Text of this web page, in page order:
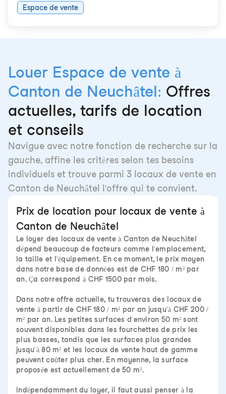
Espace de vente
Louer Espace de vente à
Canton de Neuchâtel: Offres
actuelles, tarifs de location
et conseils
Navigue avec notre fonction de recherche sur la
gauche, affine les critères selon tes besoins
individuels et trouve parmi 3 locaux de vente en
Canton de Neuchâtel l'offre qui te convient.
Prix de location pour locaux de vente à
Canton de Neuchâtel
Le loyer des locaux de vente à Canton de Neuchâtel
dépend beaucoup de facteurs comme l'emplacement,
la taille et l'équipement. En ce moment, le prix moyen
dans notre base de données est de CHF 180 / m² par
an. Ça correspond à CHF 1500 par mois.
Dans notre offre actuelle, tu trouveras des locaux de
vente à partir de CHF 180 / m² par an jusqu'à CHF 200 /
m² par an. Les petites surfaces d'environ 50 m² sont
souvent disponibles dans les fourchettes de prix les
plus basses, tandis que les surfaces plus grandes
jusqu'à 80 m² et les locaux de vente haut de gamme
peuvent coûter plus cher. En moyenne, la surface
proposée est actuellement de 50 m².
Indépendamment du loyer, il faut aussi penser à la